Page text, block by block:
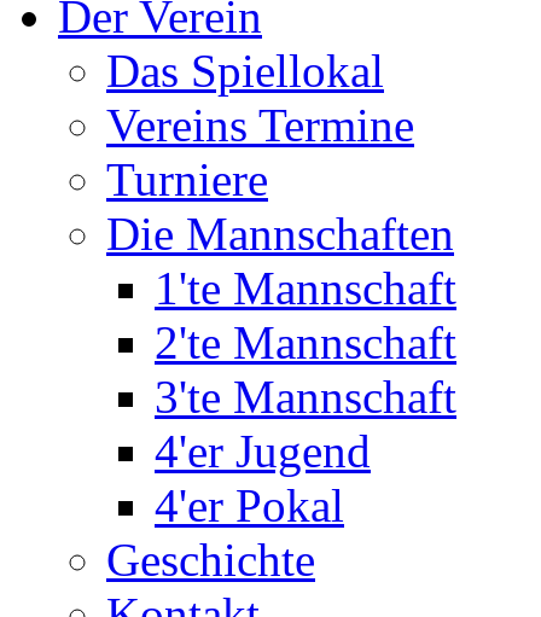
Der Verein
Das Spiellokal
Vereins Termine
Turniere
Die Mannschaften
1'te Mannschaft
2'te Mannschaft
3'te Mannschaft
4'er Jugend
4'er Pokal
Geschichte